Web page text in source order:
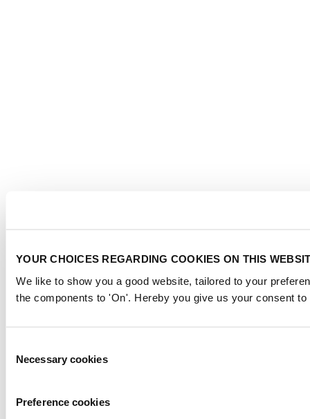
YOUR CHOICES REGARDING COOKIES ON THIS
We like to show you a good website, tailored to your
the components to 'On'. Hereby you give us your consent
Selection
Necessary cookies
Preference cookies